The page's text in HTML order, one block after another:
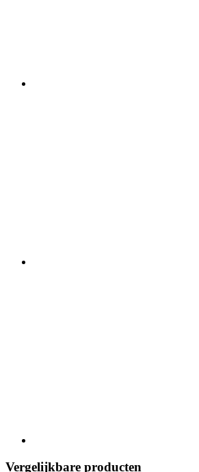
Vergelijkbare producten